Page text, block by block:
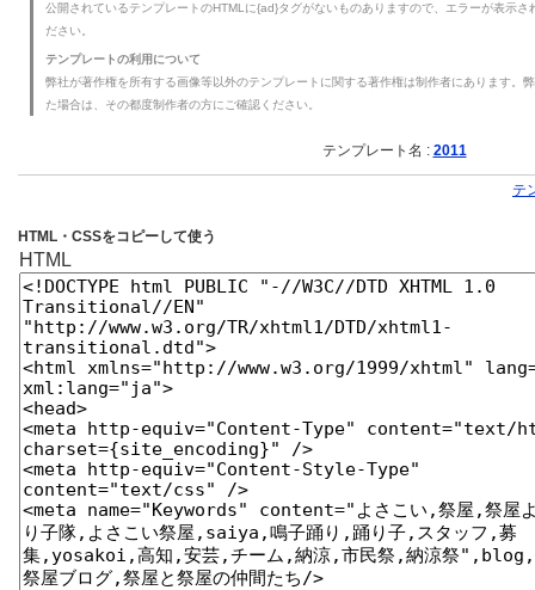
公開されているテンプレートのHTMLに{ad}タグがないものありますので、エラーが表示
ださい。
テンプレートの利用について
弊社が著作権を所有する画像等以外のテンプレートに関する著作権は制作者にあります。
た場合は、その都度制作者の方にご確認ください。
テンプレート名 : 2011
テ
HTML・CSSをコピーして使う
HTML